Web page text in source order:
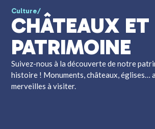
Culture/
CHÂTEAUX ET
PATRIMOINE
Suivez-nous à la découverte de notre
histoire ! Monuments, châteaux, églises…
merveilles à visiter.